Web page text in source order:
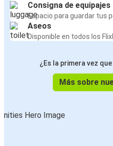
Consigna de equipajes
Espacio para guardar tus
Aseos
Disponible en todos los
¿Es la primera vez
Más sobre